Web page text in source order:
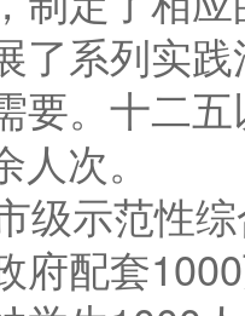
了系列实
要。十二
人次。
级示范性
府配套1000